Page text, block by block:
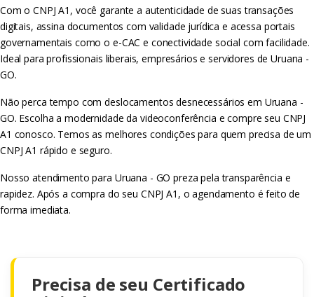
Com o CNPJ A1, você garante a autenticidade de suas transações
digitais, assina documentos com validade jurídica e acessa portais
governamentais como o e-CAC e conectividade social com facilidade.
Ideal para profissionais liberais, empresários e servidores de Uruana -
GO.
Não perca tempo com deslocamentos desnecessários em Uruana -
GO. Escolha a modernidade da videoconferência e compre seu CNPJ
A1 conosco. Temos as melhores condições para quem precisa de um
CNPJ A1 rápido e seguro.
Nosso atendimento para Uruana - GO preza pela transparência e
rapidez. Após a compra do seu CNPJ A1, o agendamento é feito de
forma imediata.
Precisa de seu Certificado